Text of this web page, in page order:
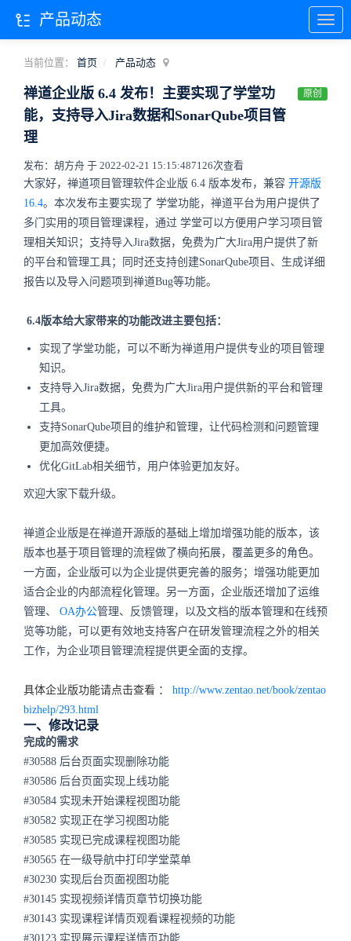
当前位置： 首页 产品动态
禅道企业版 6.4 发布！主要实现了学堂功
能，支持导入Jira数据和SonarQube项目管
理
原创
发布：胡方舟 于 2022-02-21 15:15:487126次查看
大家好，禅道项目管理软件企业版 6.4 版本发布，兼容 开源版
16.4。本次发布主要实现了 学堂功能，禅道平台为用户提供了
多门实用的项目管理课程，通过 学堂 可以方便用户学习项目管
理相关知识；支持导入Jira数据，免费为广大Jira用户提供了新
的平台和管理工具；同时还支持创建SonarQube项目、生成详细
报告以及导入问题项到禅道Bug等功能。
6.4版本给大家带来的功能改进主要包括：
实现了学堂功能，可以不断为禅道用户提供专业的项目管理
知识。
支持导入Jira数据，免费为广大Jira用户提供新的平台和管理
工具。
支持SonarQube项目的维护和管理，让代码检测和问题管理
更加高效便捷。
优化GitLab相关细节，用户体验更加友好。
欢迎大家下载升级。
禅道企业版是在禅道开源版的基础上增加增强功能的版本，该
版本也基于项目管理的流程做了横向拓展，覆盖更多的角色。
一方面，企业版可以为企业提供更完善的服务；增强功能更加
适合企业的内部流程化管理。另一方面，企业版还增加了运维
管理、 OA办公管理、反馈管理，以及文档的版本管理和在线预
览等功能，可以更有效地支持客户在研发管理流程之外的相关
工作，为企业项目管理流程提供更全面的支撑。
具体企业版功能请点击查看 ：
http://www.zentao.net/book/zentao
bizhelp/293.html
一、修改记录
完成的需求
#30588 后台页面实现删除功能
#30586 后台页面实现上线功能
#30584 实现未开始课程视图功能
#30582 实现正在学习视图功能
#30585 实现已完成课程视图功能
#30565 在一级导航中打印学堂菜单
#30230 实现后台页面视图功能
#30145 实现视频详情页章节切换功能
#30143 实现课程详情页观看课程视频的功能
#30123 实现展示课程详情页功能
产品动态